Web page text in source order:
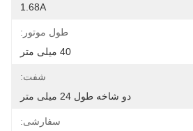
1.68A
طول موتور:
40 میلی متر
شفت:
دو شاخه طول 24 میلی متر
سفارشی: